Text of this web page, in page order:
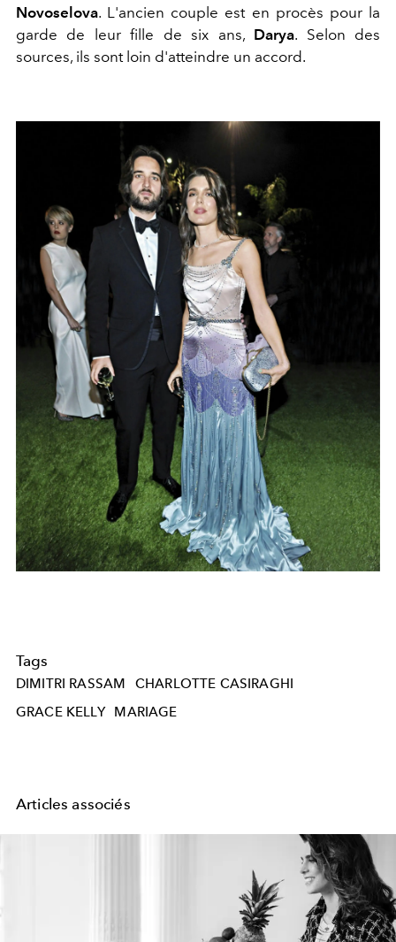
Novoselova. L'ancien couple est en procès pour la
garde de leur fille de six ans, Darya. Selon des
sources, ils sont loin d'atteindre un accord.
Tags
DIMITRI RASSAM
CHARLOTTE CASIRAGHI
GRACE KELLY
MARIAGE
Articles associés